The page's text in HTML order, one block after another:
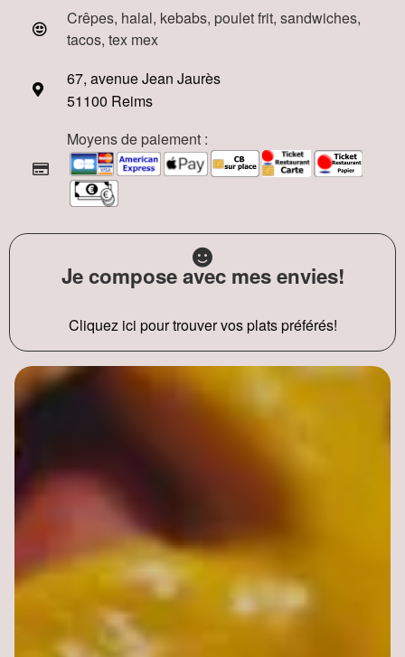
Crêpes, halal, kebabs, poulet frit, sandwiches,
tacos, tex mex
67, avenue Jean Jaurès
51100 Reims
Moyens de paiement :
Je compose avec mes envies!
Cliquez ici pour trouver vos plats préférés!